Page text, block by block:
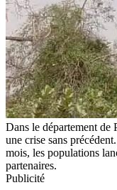
Dans le département
une crise sans
mois, les populations
partenaires.
Publicité